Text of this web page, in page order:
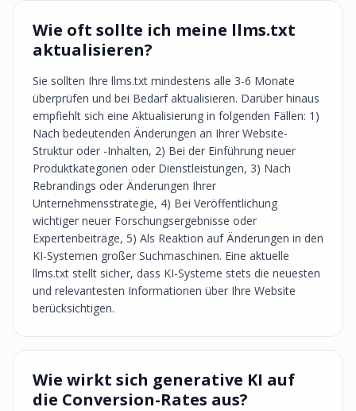
Wie oft sollte ich meine llms.txt
aktualisieren?
Sie sollten Ihre llms.txt mindestens alle 3-6 Monate
überprüfen und bei Bedarf aktualisieren. Darüber hinaus
empfiehlt sich eine Aktualisierung in folgenden Fällen: 1)
Nach bedeutenden Änderungen an Ihrer Website-
Struktur oder -Inhalten, 2) Bei der Einführung neuer
Produktkategorien oder Dienstleistungen, 3) Nach
Rebrandings oder Änderungen Ihrer
Unternehmensstrategie, 4) Bei Veröffentlichung
wichtiger neuer Forschungsergebnisse oder
Expertenbeiträge, 5) Als Reaktion auf Änderungen in den
KI-Systemen großer Suchmaschinen. Eine aktuelle
llms.txt stellt sicher, dass KI-Systeme stets die neuesten
und relevantesten Informationen über Ihre Website
berücksichtigen.
Wie wirkt sich generative KI auf
die Conversion-Rates aus?